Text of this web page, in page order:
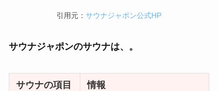
引用元： サウナジャポン公式HP
サウナジャポンのサウナは、。
サウナの項目 情報